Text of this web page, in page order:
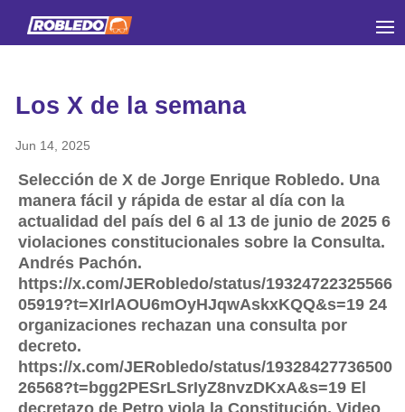
Los X de la semana
Jun 14, 2025
Selección de X de Jorge Enrique Robledo. Una
manera fácil y rápida de estar al día con la
actualidad del país del 6 al 13 de junio de 2025 6
violaciones constitucionales sobre la Consulta.
Andrés Pachón.
https://x.com/JERobledo/status/19324722325566
05919?t=XIrlAOU6mOyHJqwAskxKQQ&s=19 24
organizaciones rechazan una consulta por
decreto.
https://x.com/JERobledo/status/19328427736500
26568?t=bgg2PESrLSrIyZ8nvzDKxA&s=19 El
decretazo de Petro viola la Constitución. Video